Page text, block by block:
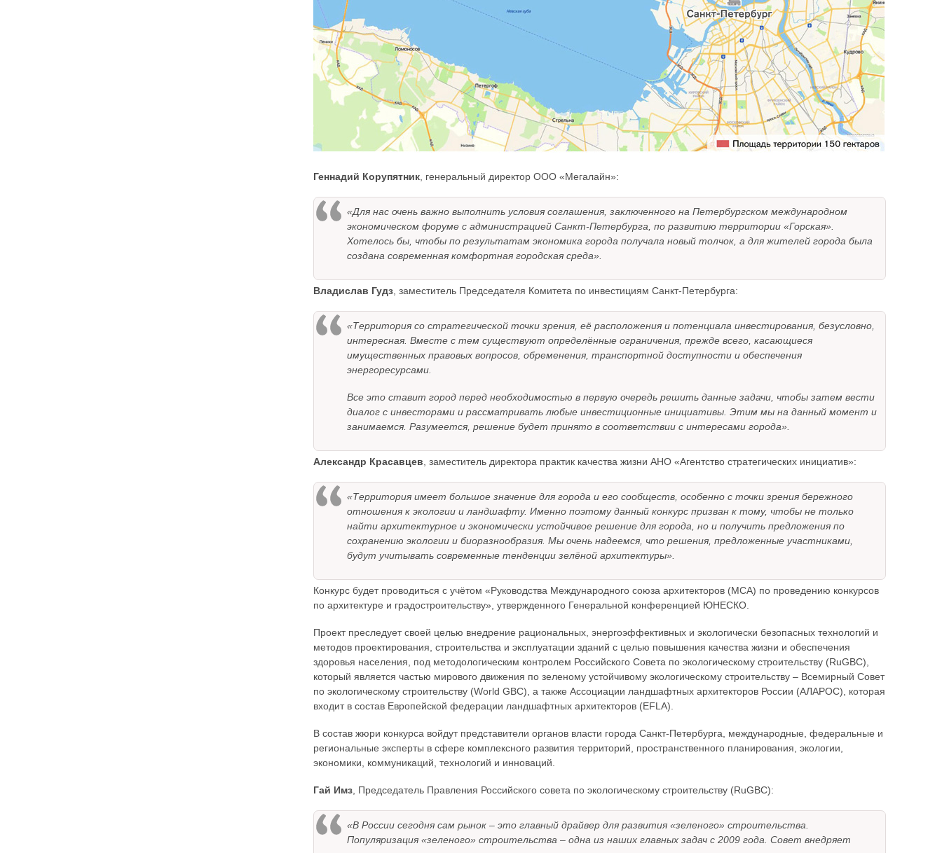
Геннадий Корупятник , генеральный директор ООО «Мегалайн»:
«Для нас очень важно выполнить условия соглашения, заключенного на Петербургском международном
экономическом форуме с администрацией Санкт-Петербурга, по развитию территории «Горская».
Хотелось бы, чтобы по результатам экономика города получала новый толчок, а для жителей города была
создана современная комфортная городская среда».
Владислав Гудз , заместитель Председателя Комитета по инвестициям Санкт-Петербурга:
«Территория со стратегической точки зрения, её расположения и потенциала инвестирования, безусловно,
интересная. Вместе с тем существуют определённые ограничения, прежде всего, касающиеся
имущественных правовых вопросов, обременения, транспортной доступности и обеспечения
энергоресурсами.
Все это ставит город перед необходимостью в первую очередь решить данные задачи, чтобы затем вести
диалог с инвесторами и рассматривать любые инвестиционные инициативы. Этим мы на данный момент и
занимаемся. Разумеется, решение будет принято в соответствии с интересами города».
Александр Красавцев , заместитель директора практик качества жизни АНО «Агентство стратегических инициатив»:
«Территория имеет большое значение для города и его сообществ, особенно с точки зрения бережного
отношения к экологии и ландшафту. Именно поэтому данный конкурс призван к тому, чтобы не только
найти архитектурное и экономически устойчивое решение для города, но и получить предложения по
сохранению экологии и биоразнообразия. Мы очень надеемся, что решения, предложенные участниками,
будут учитывать современные тенденции зелёной архитектуры».
Конкурс будет проводиться с учётом «Руководства Международного союза архитекторов (МСА) по проведению конкурсов
по архитектуре и градостроительству», утвержденного Генеральной конференцией ЮНЕСКО.
Проект преследует своей целью внедрение рациональных, энергоэффективных и экологически безопасных технологий и
методов проектирования, строительства и эксплуатации зданий с целью повышения качества жизни и обеспечения
здоровья населения, под методологическим контролем Российского Совета по экологическому строительству (RuGBC),
который является частью мирового движения по зеленому устойчивому экологическому строительству – Всемирный Совет
по экологическому строительству (World GBC), а также Ассоциации ландшафтных архитекторов России (АЛАРОС), которая
входит в состав Европейской федерации ландшафтных архитекторов (EFLA).
В состав жюри конкурса войдут представители органов власти города Санкт-Петербурга, международные, федеральные и
региональные эксперты в сфере комплексного развития территорий, пространственного планирования, экологии,
экономики, коммуникаций, технологий и инноваций.
Гай Имз , Председатель Правления Российского совета по экологическому строительству (RuGBC):
«В России сегодня сам рынок – это главный драйвер для развития «зеленого» строительства.
Популяризация «зеленого» строительства – одна из наших главных задач с 2009 года. Совет внедряет